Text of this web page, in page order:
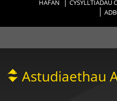
HAFAN CYSYLLTIADAU
Astudiaethau